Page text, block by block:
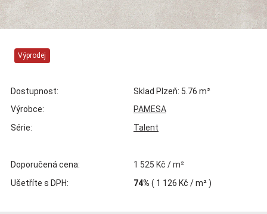
Výprodej
Dostupnost:
Sklad Plzeň: 5.76 m²
Výrobce:
PAMESA
Série:
Talent
Doporučená cena:
1 525 Kč / m²
Ušetříte s DPH:
74% ( 1 126 Kč / m² )